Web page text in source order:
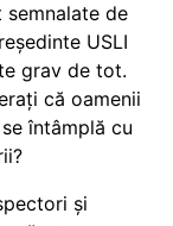
de
USLI
grav de tot.
că oamenii
întâmplă cu
și